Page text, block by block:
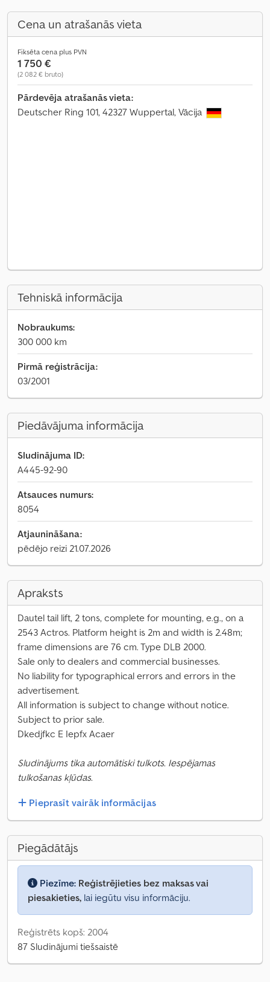
Cena un atrašanās vieta
Fiksēta cena plus PVN
1 750 €
(2 082 € bruto)
Pārdevēja atrašanās vieta:
Deutscher Ring 101, 42327 Wuppertal, Vācija
Tehniskā informācija
Nobraukums:
300 000 km
Pirmā reģistrācija:
03/2001
Piedāvājuma informācija
Sludinājuma ID:
A445-92-90
Atsauces numurs:
8054
Atjaunināšana:
pēdējo reizi 21.07.2026
Apraksts
Dautel tail lift, 2 tons, complete for mounting, e.g., on a
2543 Actros. Platform height is 2m and width is 2.48m;
frame dimensions are 76 cm. Type DLB 2000.
Sale only to dealers and commercial businesses.
No liability for typographical errors and errors in the
advertisement.
All information is subject to change without notice.
Subject to prior sale.
Dkedjfkc E Iepfx Acaer
Sludinājums tika automātiski tulkots. Iespējamas
tulkošanas kļūdas.
Pieprasīt vairāk informācijas
Piegādātājs
Piezīme: Reģistrējieties bez maksas vai
piesakieties, lai iegūtu visu informāciju.
Reģistrēts kopš: 2004
87 Sludinājumi tiešsaistē